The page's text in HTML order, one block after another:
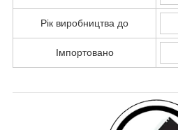
Рік виробництва до
Імпортовано